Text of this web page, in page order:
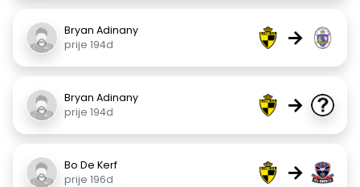
Bryan Adinany
prije 194d
→
Bryan Adinany
prije 194d
→
Bo De Kerf
prije 196d
→